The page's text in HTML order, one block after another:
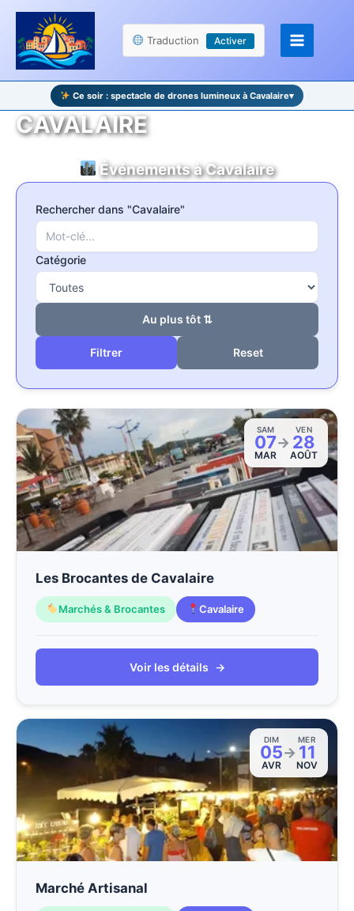
Panneau de gestion des cookies
Aller
contenu
Traduction Activer
Ce soir : spectacle de drones lumineux à Cavalaire▾
CAVALAIRE
Événements à Cavalaire
Rechercher dans "Cavalaire"
Catégorie
Au plus tôt ⇅
Reset
SAM
07
MAR
→
VEN
28
AOÛT
Les Brocantes de Cavalaire
Marchés & Brocantes Cavalaire
Voir les détails →
DIM
05
AVR
→
MER
11
NOV
Marché Artisanal